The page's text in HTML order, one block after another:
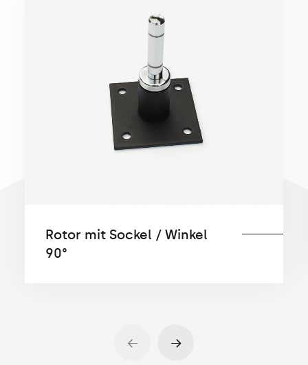
Rotor mit Sockel / Winkel
90°